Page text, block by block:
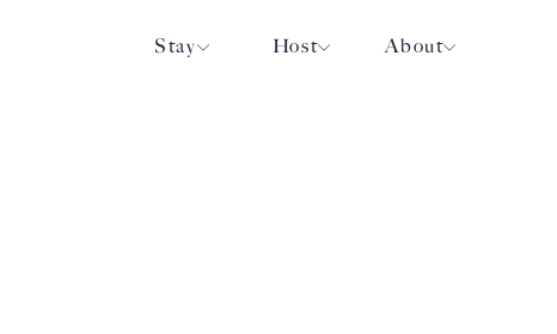
Stay Host About